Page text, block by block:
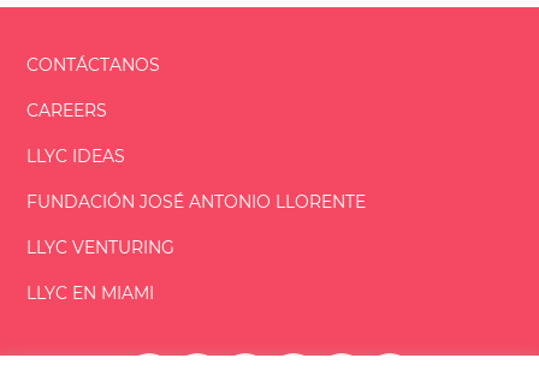
CONTÁCTANOS
CAREERS
LLYC IDEAS
FUNDACIÓNJOSÉ ANTONIO LLORENTE
LLYC VENTURING
LLYC EN MIAMI